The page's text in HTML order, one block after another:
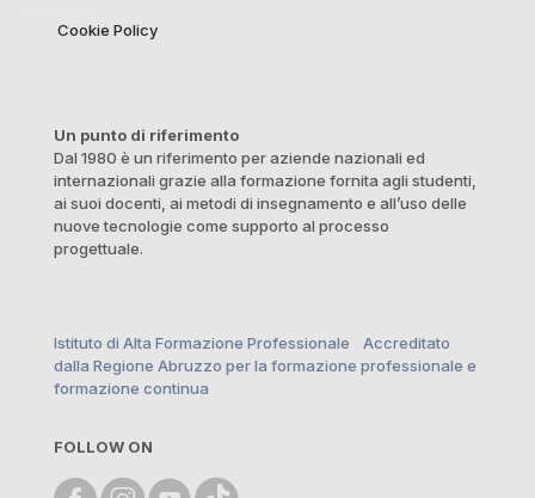
Cookie Policy
Un punto di riferimento
Dal 1980 è un riferimento per aziende nazionali ed
internazionali grazie alla formazione fornita agli studenti,
ai suoi docenti, ai metodi di insegnamento e all’uso delle
nuove tecnologie come supporto al processo
progettuale.
Istituto di Alta Formazione Professionale Accreditato
dalla Regione Abruzzo per la formazione professionale e
formazione continua
FOLLOW ON